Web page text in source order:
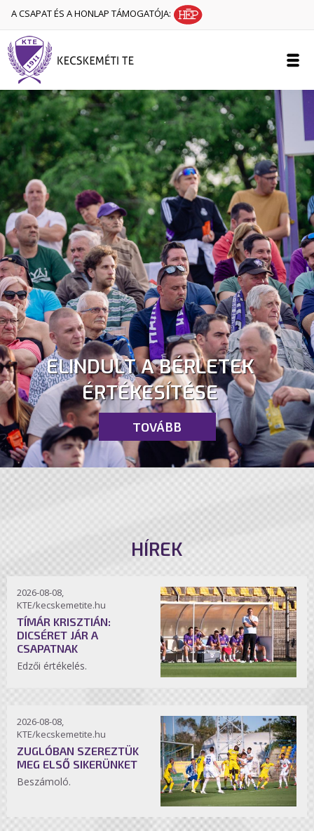
A CSAPAT ÉS A HONLAP TÁMOGATÓJA:
ELINDULT A BÉRLETEK
ÉRTÉKESÍTÉSE
TOVÁBB
HÍREK
2026-08-08,
KTE/kecskemetite.hu
TÍMÁR KRISZTIÁN:
DICSÉRET JÁR A
CSAPATNAK
Edzői értékelés.
2026-08-08,
KTE/kecskemetite.hu
ZUGLÓBAN SZEREZTÜK
MEG ELSŐ SIKERÜNKET
Beszámoló.